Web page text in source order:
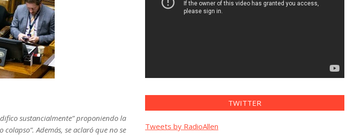
sustancialmente” proponiendo la
Además, se aclaró que no se
TWITTER
Tweets by RadioAllen